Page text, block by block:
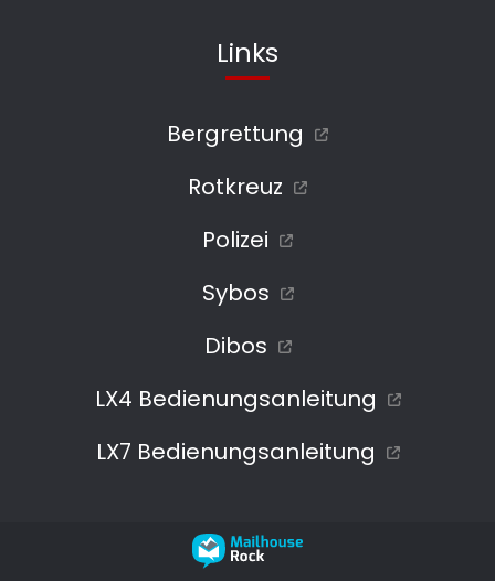
Links
Bergrettung
Rotkreuz
Polizei
Sybos
Dibos
LX4 Bedienungsanleitung
LX7 Bedienungsanleitung